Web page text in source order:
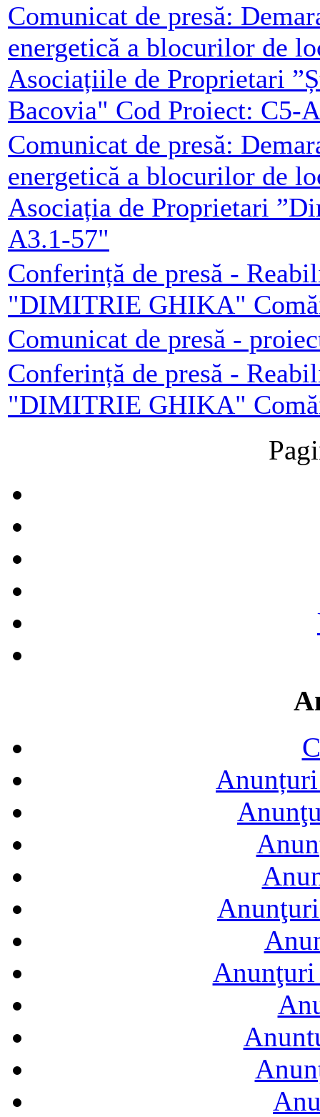
Comunicat de presă:
energetică a blocurilor de
Asociațiile de Proprietari
Bacovia" Cod Proiect: C5-
Comunicat de presă:
energetică a blocurilor de
Asociația de Proprietari
A3.1-57"
Conferință de presă -
"DIMITRIE GHIKA"
Comunicat de presă -
Conferință de presă -
"DIMITRIE GHIKA"